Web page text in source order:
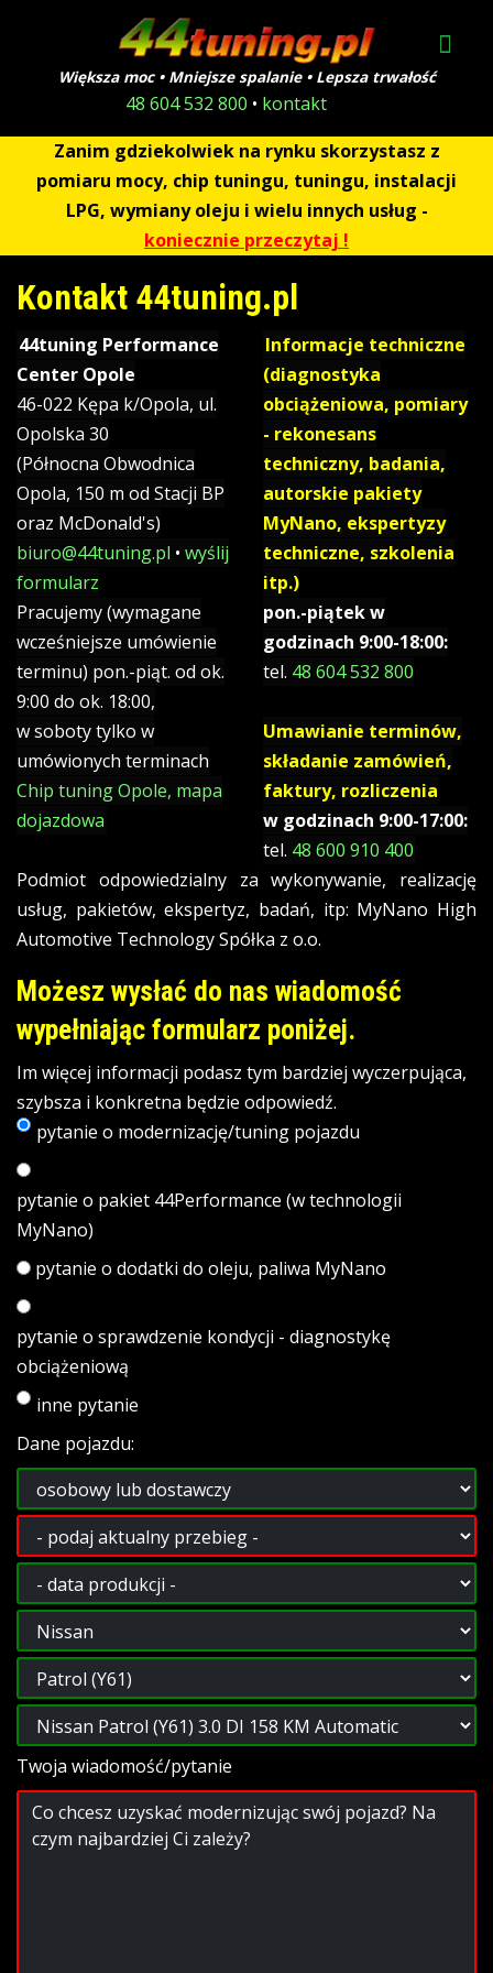
Większa moc • Mniejsze spalanie • Lepsza trwałość
48 604 532 800 • kontakt
Zanim gdziekolwiek na rynku skorzystasz z
pomiaru mocy, chip tuningu, tuningu, instalacji
LPG, wymiany oleju i wielu innych usług -
koniecznie przeczytaj !
Kontakt 44tuning.pl
44tuning Performance
Center Opole
46-022 Kępa k/Opola, ul.
Opolska 30
(Północna Obwodnica
Opola, 150 m od Stacji BP
oraz McDonald's)
biuro@44tuning.pl • wyślij
formularz
Pracujemy (wymagane
wcześniejsze umówienie
terminu) pon.-piąt. od ok.
9:00 do ok. 18:00,
w soboty tylko w
umówionych terminach
Chip tuning Opole, mapa
dojazdowa
Informacje techniczne
(diagnostyka
obciążeniowa, pomiary
- rekonesans
techniczny, badania,
autorskie pakiety
MyNano, ekspertyzy
techniczne, szkolenia
itp.)
pon.-piątek w
godzinach 9:00-18:00:
tel. 48 604 532 800
Umawianie terminów,
składanie zamówień,
faktury, rozliczenia
w godzinach 9:00-17:00:
tel. 48 600 910 400
Podmiot odpowiedzialny za wykonywanie, realizację
usług, pakietów, ekspertyz, badań, itp: MyNano High
Automotive Technology Spółka z o.o.
Możesz wysłać do nas wiadomość
wypełniając formularz poniżej.
Im więcej informacji podasz tym bardziej wyczerpująca,
szybsza i konkretna będzie odpowiedź.
pytanie o modernizację/tuning pojazdu
pytanie o pakiet 44Performance (w technologii
MyNano)
pytanie o dodatki do oleju, paliwa MyNano
pytanie o sprawdzenie kondycji - diagnostykę
obciążeniową
inne pytanie
Dane pojazdu:
Twoja wiadomość/pytanie